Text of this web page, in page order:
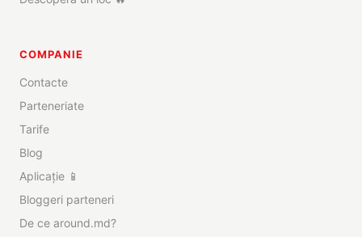
COMPANIE
Contacte
Parteneriate
Tarife
Blog
Aplicație 📱
Bloggeri parteneri
De ce around.md?